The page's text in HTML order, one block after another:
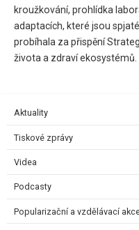
kroužkování, prohlídka
adaptacích, které jsou
probíhala za přispění
života a zdraví ekosystémů.
Aktuality
Tiskové zprávy
Videa
Podcasty
Popularizační a vzdělávací